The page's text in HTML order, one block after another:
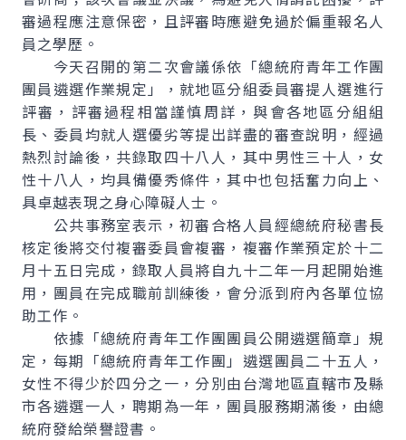
審過程應注意保密，且評審時應避免過於偏重報名人
員之學歷。
今天召開的第二次會議係依「總統府青年工作團
團員遴選作業規定」，就地區分組委員審提人選進行
評審，評審過程相當謹慎周詳，與會各地區分組組
長、委員均就人選優劣等提出詳盡的審查說明，經過
熱烈討論後，共錄取四十八人，其中男性三十人，女
性十八人，均具備優秀條件，其中也包括奮力向上、
具卓越表現之身心障礙人士。
公共事務室表示，初審合格人員經總統府秘書長
核定後將交付複審委員會複審，複審作業預定於十二
月十五日完成，錄取人員將自九十二年一月起開始進
用，團員在完成職前訓練後，會分派到府內各單位協
助工作。
依據「總統府青年工作團團員公開遴選簡章」規
定，每期「總統府青年工作團」遴選團員二十五人，
女性不得少於四分之一，分別由台灣地區直轄市及縣
市各遴選一人，聘期為一年，團員服務期滿後，由總
統府發給榮譽證書。